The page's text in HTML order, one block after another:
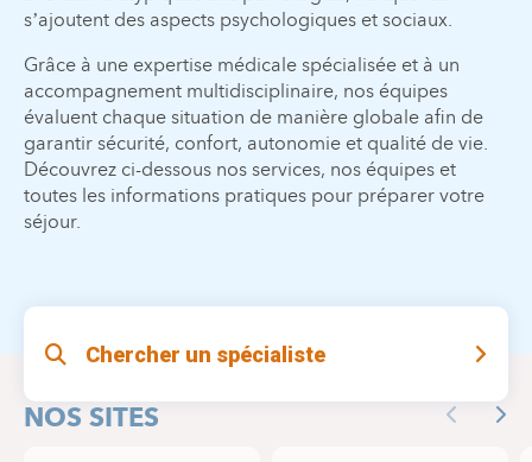
s’ajoutent des aspects psychologiques et sociaux.
Grâce à une expertise médicale spécialisée et à un
accompagnement multidisciplinaire, nos équipes
évaluent chaque situation de manière globale afin de
garantir sécurité, confort, autonomie et qualité de vie.
Découvrez ci-dessous nos services, nos équipes et
toutes les informations pratiques pour préparer votre
séjour.
Chercher un spécialiste
NOS SITES Previous